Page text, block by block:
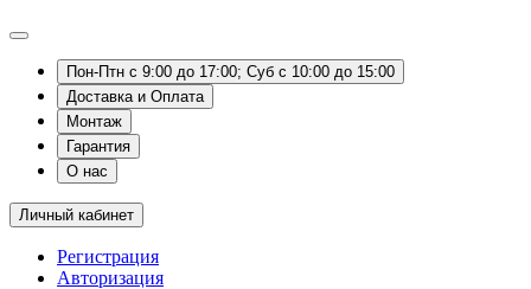
Пон-Птн с 9:00 до 17:00; Суб с 10:00 до 15:00
Доставка и Оплата
Монтаж
Гарантия
О нас
Личный кабинет
Регистрация
Авторизация